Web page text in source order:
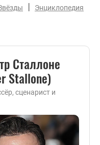
|
Энциклопедия
Сталлоне
Stallone)
сценарист и